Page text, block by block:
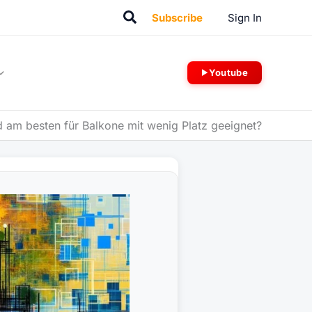
SuchenSubscribe Sign In
Youtube
am besten für Balkone mit wenig Platz geeignet?